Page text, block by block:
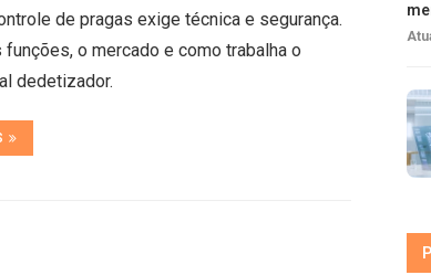
de pragas exige técnica e segurança.
funções, o mercado e como trabalha o
dedetizador.